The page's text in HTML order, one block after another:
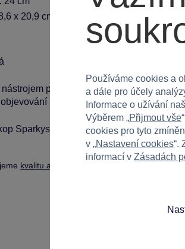
x 20,9 cm
pro všechny děti od 8 let,
krás hvězdné oblohy.
Sparkys a rozprouděte jeho fantazii o
kvalitu a bezpečnost
Používáme cookies a
a dále pro účely
Informace o užívání
Výběrem „Přijmout vše
cookies pro tyto
v „Nastavení cookies“.
informací v Zásadách